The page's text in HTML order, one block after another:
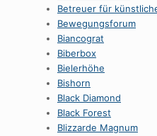
Betreuer für
Bewegungsforum
Biancograt
Biberbox
Bielerhöhe
Bishorn
Black Diamond
Black Forest
Blizzarde Magnum